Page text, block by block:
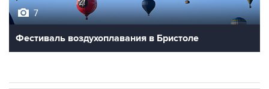
7
Фестиваль воздухоплавания в Бристоле